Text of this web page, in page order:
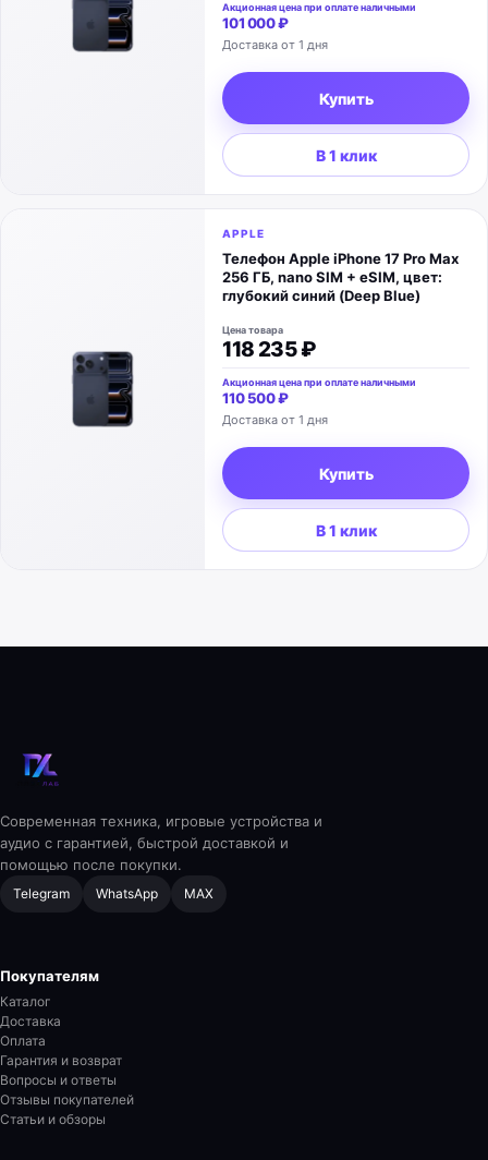
Акционная цена при оплате наличными
101 000 ₽
Доставка от 1 дня
Купить
В 1 клик
APPLE
Телефон Apple iPhone 17 Pro Max
256 ГБ, nano SIM + eSIM, цвет:
глубокий синий (Deep Blue)
Цена товара
118 235 ₽
Акционная цена при оплате наличными
110 500 ₽
Доставка от 1 дня
Купить
В 1 клик
Современная техника, игровые устройства и
аудио с гарантией, быстрой доставкой и
помощью после покупки.
Telegram WhatsApp MAX
Покупателям
Каталог
Доставка
Оплата
Гарантия и возврат
Вопросы и ответы
Отзывы покупателей
Статьи и обзоры